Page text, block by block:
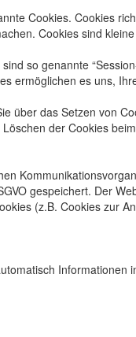
Cookies. Cookies
Cookies sind
so genannte
ermöglichen es uns,
über das Setzen von
der Cookies
gespeichert. Der
(z.B. Cookies zur